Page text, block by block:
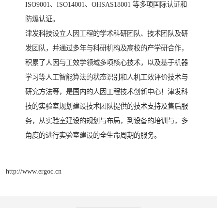
ISO9001、ISO14001、OHSAS18001 等多项国际认证和
防爆认证。
津发科技设立人因工程的学术科研团队、技术团队及研
发团队，并通过多年与科研机构及高校的产学研合作，
积累了人因与工效学领域多项核心技术，以及基于机器
学习等人工智能算法的状态识别和人机工效评价技术与
研究方法等，是国内的人因工程技术创新中心！津发科
技的实验室规划建设技术团队提供的技术支持及售后服
务，从实验室建设的规划与布局，到设备的培训与，多
角度的进行实验室建设的全生命周期的服务。
http://www.ergoc.cn